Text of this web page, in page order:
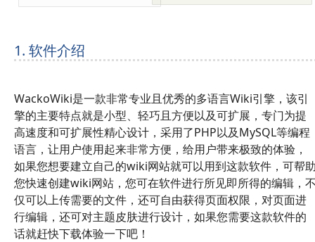
1. 软件介绍
WackoWiki是一款非常专业且优秀的多语言Wiki引擎，该引
擎的主要特点就是小型、轻巧且方便以及可扩展，专门为提
高速度和可扩展性精心设计，采用了PHP以及MySQL等编程
语言，让用户使用起来非常方便，给用户带来极致的体验，
如果您想要建立自己的wiki网站就可以用到这款软件，可帮
您快速创建wiki网站，您可在软件进行所见即所得的编辑，
仅可以上传需要的文件，还可自由获得页面权限，对页面进
行编辑，还可对主题皮肤进行设计，如果您需要这款软件的
话就赶快下载体验一下吧！